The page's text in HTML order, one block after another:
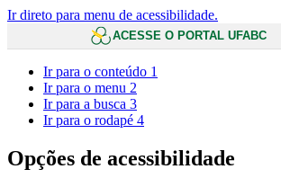
Ir direto para menu de acessibilidade.
ACESSE O PORTAL UFABC
Ir para o conteúdo 1
Ir para o menu 2
Ir para a busca 3
Ir para o rodapé 4
Opções de acessibilidade